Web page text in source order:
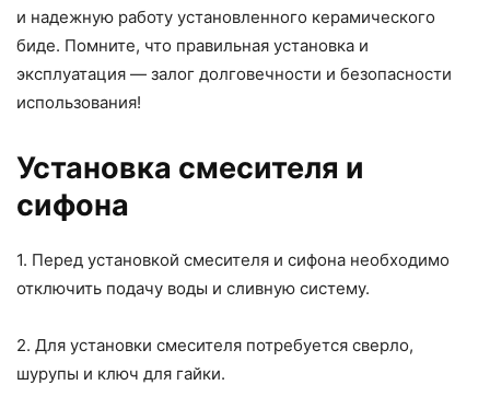
и надежную работу установленного керамического
биде. Помните, что правильная установка и
эксплуатация — залог долговечности и безопасности
использования!
Установка смесителя и
сифона
1. Перед установкой смесителя и сифона необходимо
отключить подачу воды и сливную систему.
2. Для установки смесителя потребуется сверло,
шурупы и ключ для гайки.